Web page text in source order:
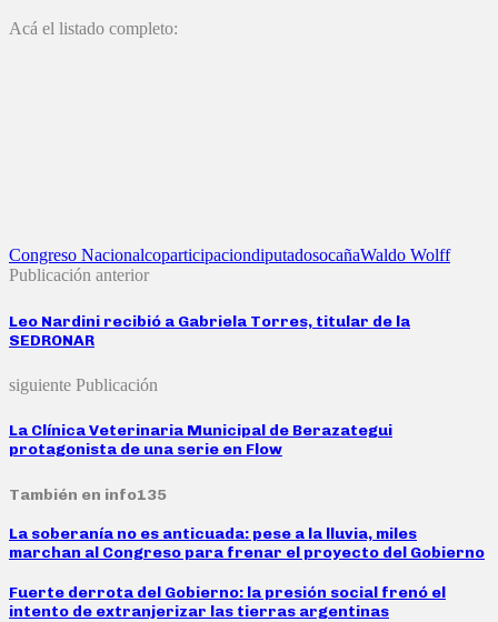
Acá el listado completo:
Congreso NacionalcoparticipaciondiputadosocañaWaldo Wolff
Publicación anterior
Leo Nardini recibió a Gabriela Torres, titular de la
SEDRONAR
siguiente Publicación
La Clínica Veterinaria Municipal de Berazategui
protagonista de una serie en Flow
También en info135
La soberanía no es anticuada: pese a la lluvia, miles
marchan al Congreso para frenar el proyecto del Gobierno
Fuerte derrota del Gobierno: la presión social frenó el
intento de extranjerizar las tierras argentinas